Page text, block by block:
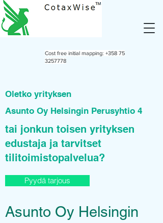
Cost free initial mapping: +358 75
3257778
Oletko yrityksen
Asunto Oy Helsingin Perusyhtio 4
tai jonkun toisen yrityksen
edustaja ja tarvitset
tilitoimistopalvelua?
Pyydä tarjous
Asunto Oy Helsingin